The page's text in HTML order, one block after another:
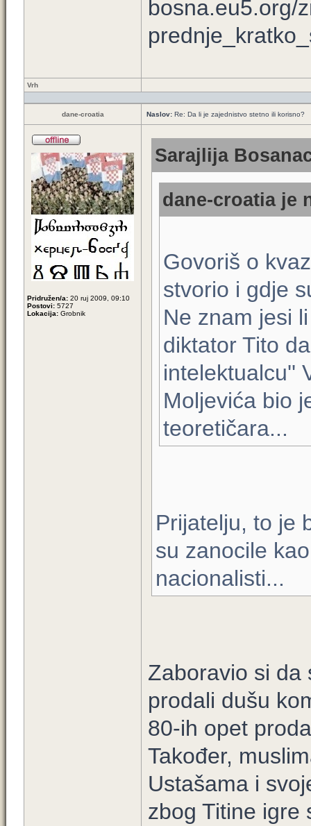
bosna.eu5.org/
Vrh
dane-croatia Naslov: Re: Da li je zajednistvo stetno ili korisno?
Pridružen/a: 20 ruj 2009, 09:10
Postovi: 5727
Lokacija: Grobnik
Sarajlija
dane-croatia je
Govoriš o
stvorio i gdje
Ne znam jesi
diktator Tito
intelektualcu''
Moljevića bio
teoretičara...
Prijatelju, to je
su zanocile
nacionalisti...
Zaboravio si da
prodali dušu
80-ih opet
Također,
Ustašama i
zbog Titine igre